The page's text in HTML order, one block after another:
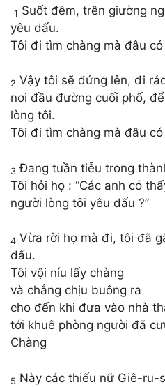
1 Suốt đêm, trên giường
yêu dấu.
Tôi đi tìm chàng mà đâu có
2 Vậy tôi sẽ đứng lên, đi
nơi đầu đường cuối phố,
lòng tôi.
Tôi đi tìm chàng mà đâu có
3 Đang tuần tiễu trong
Tôi hỏi họ : “Các anh có
người lòng tôi yêu dấu ?”
4 Vừa rời họ mà đi, tôi đã
dấu.
Tôi vội níu lấy chàng
và chẳng chịu buông ra
cho đến khi đưa vào nhà
tới khuê phòng người đã
Chàng
5 Này các thiếu nữ Giê-ru-